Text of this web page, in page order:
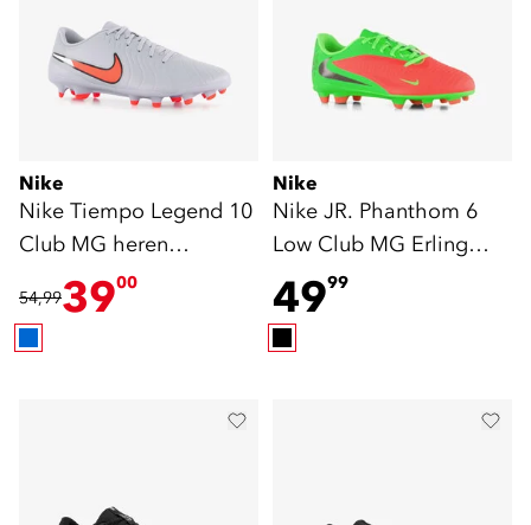
Nike
Nike Tiempo Legend 10
Club MG heren
voetbalschoenen blauw
54,993900
Nike
Nike JR. Phanthom 6
Low Club MG Erling
Haaland
voetbalschoenen groen
oranje
4999